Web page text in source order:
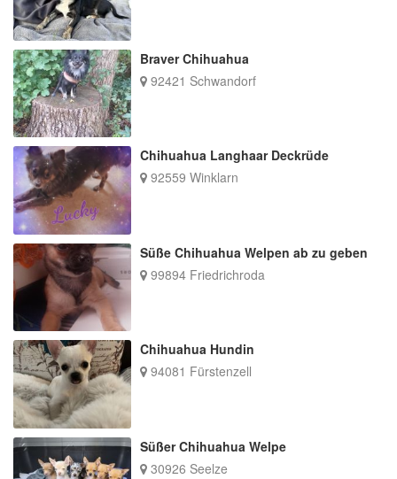
Braver Chihuahua
92421 Schwandorf
Chihuahua Langhaar Deckrüde
92559 Winklarn
Süße Chihuahua Welpen ab zu geben
99894 Friedrichroda
Chihuahua Hundin
94081 Fürstenzell
Süßer Chihuahua Welpe
30926 Seelze